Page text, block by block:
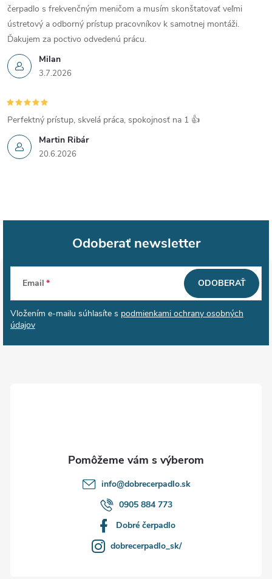
Milan
3.7.2026
čerpadlo s frekvenčným meničom a musím skonštatovať veľmi
ústretový a odborný prístup pracovníkov k samotnej montáži.
Ďakujem za poctivo odvedenú prácu.
Martin Ribár
20.6.2026
Perfektný prístup, skvelá práca, spokojnosť na 1 👍
Z
á
p
Odoberať newsletter
Email
Vložením e-mailu súhlasíte s podmienkami ochrany osobných
údajov
ODOBERAŤ
info@dobrecerpadlo.sk
0905 884 773
Dobré čerpadlo
dobrecerpadlo_sk/